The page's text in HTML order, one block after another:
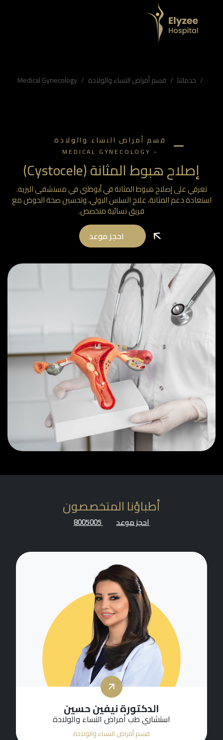
خدماتنا قسم أمراض النساء والولادة Medical Gynecology
قسم أمراض النساء والولادة
MEDICAL GYNECOLOGY
إصلاح هبوط المثانة (Cystocele)
تعرفي على إصلاح هبوط المثانة في أبوظبي في مستشفى اليزيه.
دعم المثانة، علاج السلس البولي، وتحسين صحة الحوض مع
فريق نسائية متخصص.
احجز موعد
أطباؤنا المتخصصون
احجز موعد 8005005
الدكتورة نيفين حسين
استشاري طب أمراض النساء والولادة
قسم أمراض النساء والولادة